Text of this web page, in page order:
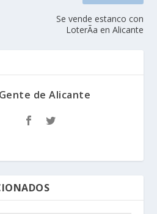
Se vende estanco con
LoterÃ­a en Alicante
Gente de Alicante